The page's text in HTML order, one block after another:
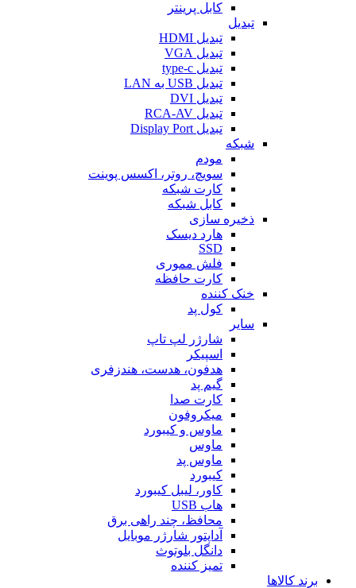
کابل پرینتر
تبدیل
تبدیل HDMI
تبدیل VGA
تبدیل type-c
تبدیل USB به LAN
تبدیل DVI
تبدیل RCA-AV
تبدیل Display Port
شبکه
مودم
سویچ، روتر، اکسس پوینت
کارت شبکه
کابل شبکه
ذخیره سازی
هارد دیسک
SSD
فلش مموری
کارت حافظه
خنک کننده
کول پد
سایر
شارژر لپ تاپ
اسپیکر
هدفون، هدست، هندزفری
گیم پد
کارت صدا
میکروفون
ماوس و کیبورد
ماوس
ماوس پد
کیبورد
کاور، لیبل کیبورد
هاب USB
محافظ، چند راهی برق
آداپتور شارژر موبایل
دانگل بلوتوث
تمیز کننده
برند کالاها